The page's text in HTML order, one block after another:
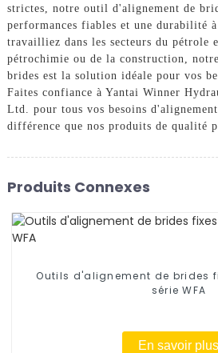
strictes, notre outil d'alignement de
performances fiables et une durabilité
travailliez dans les secteurs du pétrole
pétrochimie ou de la construction,
brides est la solution idéale pour vos
Faites confiance à Yantai Winner
Ltd. pour tous vos besoins
différence que nos produits de qualité
Produits Connexes
Outils d'alignement de brides
série WFA
En savoir plus